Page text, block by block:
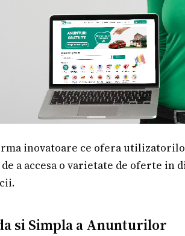
inovatoare ce ofera
de a accesa o varietate de oferte in
si Simpla a Anunturilor